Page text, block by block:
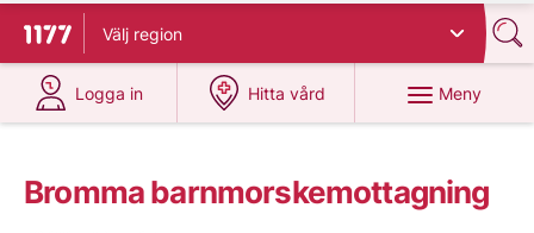
Till startsidan för 1177
Välj region
Logga in
på 1177.se
Hitta vård
på 1177.se
Meny
Bromma barnmorskemottagning